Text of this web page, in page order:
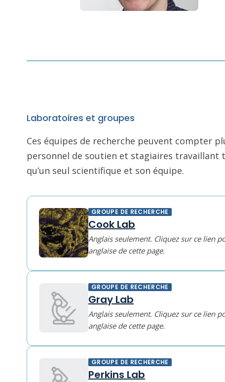
Laboratoires et groupes
Ces équipes de recherche peuvent compter
personnel de soutien et stagiaires
qu’un seul scientifique et son équipe.
GROUPE DE RECHERCHE
Cook Lab
Anglais seulement. Cliquez sur ce lien
anglaise de cette page.
GROUPE DE RECHERCHE
Gray Lab
Anglais seulement. Cliquez sur ce lien
anglaise de cette page.
GROUPE DE RECHERCHE
Perkins Lab